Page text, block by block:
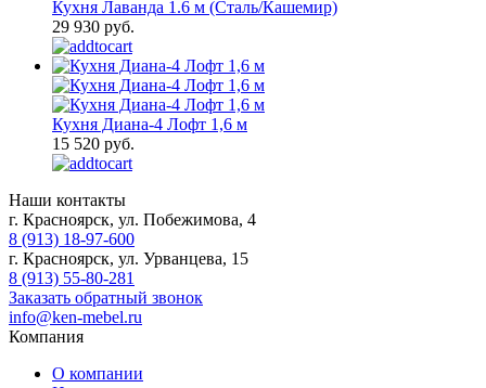
Кухня Лаванда 1.6 м (Сталь/Кашемир)
29 930 руб.
Кухня Диана-4 Лофт 1,6 м
15 520 руб.
Наши контакты
г. Красноярск, ул. Побежимова, 4
8 (913) 18-97-600
г. Красноярск, ул. Урванцева, 15
8 (913) 55-80-281
Заказать обратный звонок
info@ken-mebel.ru
Компания
О компании